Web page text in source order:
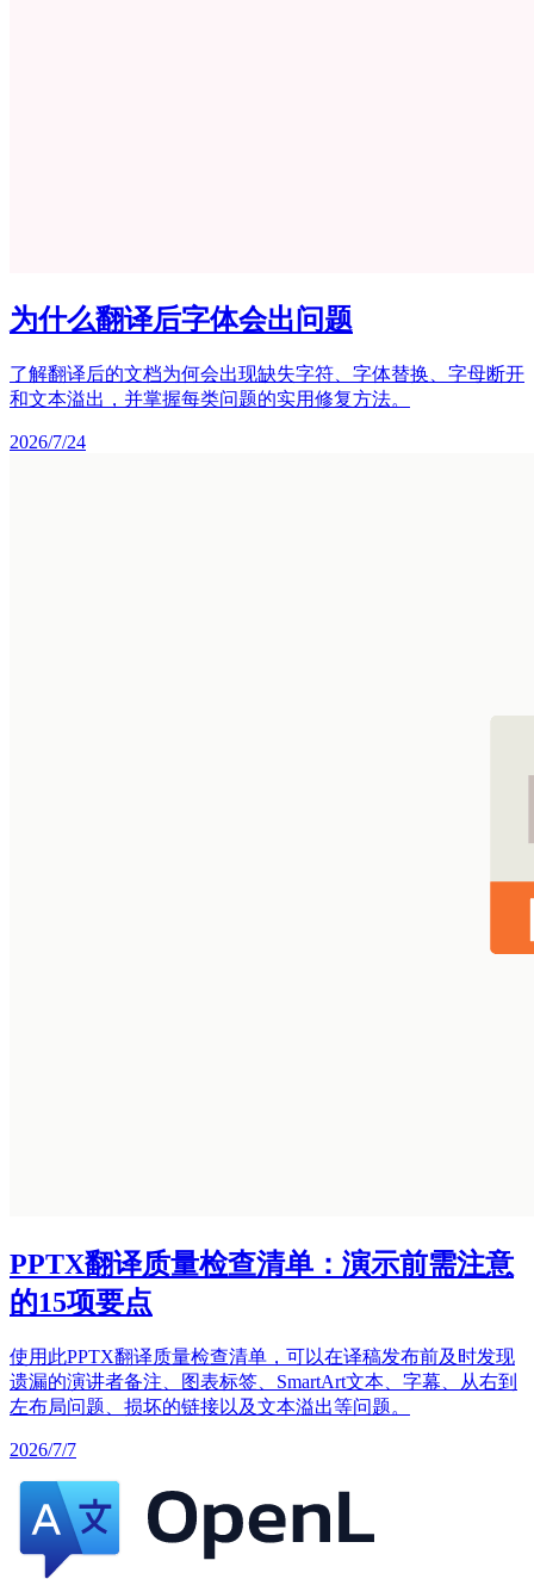
为什么翻译后字体会出问题
了解翻译后的文档为何会出现缺失字符、字体替换、字母断开
和文本溢出，并掌握每类问题的实用修复方法。
2026/7/24
PPTX翻译质量检查清单：演示前需注意
的15项要点
使用此PPTX翻译质量检查清单，可以在译稿发布前及时发现
遗漏的演讲者备注、图表标签、SmartArt文本、字幕、从右到
左布局问题、损坏的链接以及文本溢出等问题。
2026/7/7